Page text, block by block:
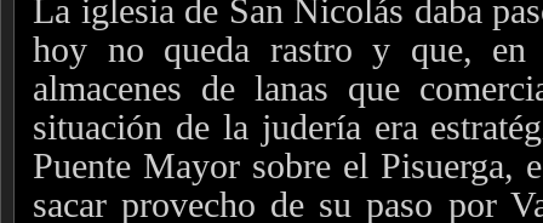
La iglesia de San Nicolás daba
hoy no queda rastro y que, en
almacenes de lanas que
situación de la judería era
Puente Mayor sobre el Pisuerga,
sacar provecho de su paso por